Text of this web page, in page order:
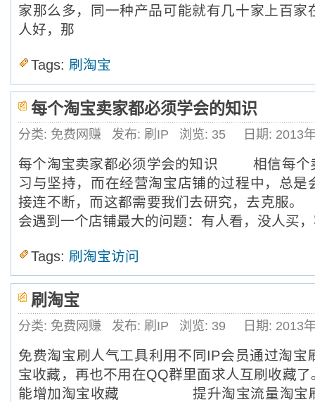
家那么多，同一种产品可能就有几十家上百家
人好，那
Tags: 刷淘宝
每个淘宝卖家都必须学会的知识
分类: 免费网赚 发布: 刷IP 浏览: 35 日期: 2013
每个淘宝卖家都必须学会的知识 相信每个
习与坚持，而在经营淘宝店铺的过程中，总是
接连不断，而这都需要我们去研究，去克
会遇到一个店铺最大的问题：有人看，没人买
Tags: 刷淘宝访问
刷淘宝
分类: 免费网赚 发布: 刷IP 浏览: 39 日期: 2013
免费淘宝刷人气工具利用不同IP会员通过淘宝
宝收藏，再也不用在QQ群里面求人互刷收藏
能增加淘宝收藏 提升淘宝流量淘宝刷